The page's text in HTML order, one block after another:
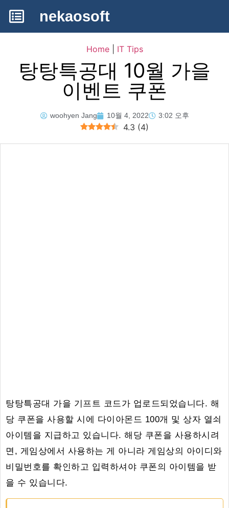
nekaosoft
Home| IT Tips
탕탕특공대 10월 가을
이벤트 쿠폰
woohyen Jang 10월 4, 2022 3:02 오후
4.3 (4)
탕탕특공대 가을 기프트 코드가 업로드되었습니다. 해
당 쿠폰을 사용할 시에 다이아몬드 100개 및 상자 열쇠
아이템을 지급하고 있습니다. 해당 쿠폰을 사용하시려
면, 게임상에서 사용하는 게 아니라 게임상의 아이디와
비밀번호를 확인하고 입력하셔야 쿠폰의 아이템을 받
을 수 있습니다.